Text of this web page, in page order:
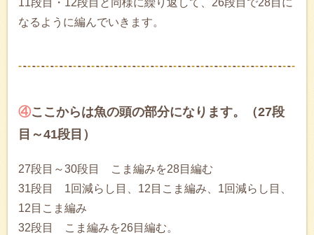
11段目・12段目と同様に繰り返して、26段目で28目に
なるように編んでいきます。
④ここからは魚の頭の部分になります。（27段
目～41段目）
27段目～30段目 こま編みを28目編む
31段目 1回減らし目、12目こま編み、1回減らし目、
12目こま編み
32段目 こま編みを26目編む。